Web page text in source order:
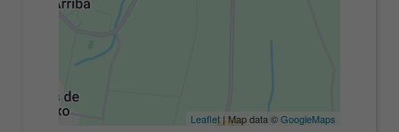
Leaflet| Map data ©GoogleMaps